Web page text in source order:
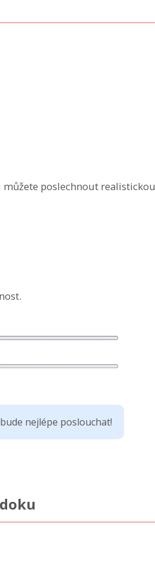
můžete poslechnout realistickou
nejlépe poslouchat!